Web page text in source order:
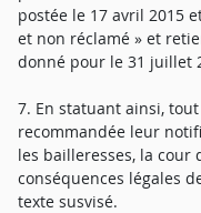
postée le 17 avril 2015
et non réclamé » et
donné pour le 31 juillet
7. En statuant ainsi,
recommandée leur
les bailleresses, la cour
conséquences légales
texte susvisé.